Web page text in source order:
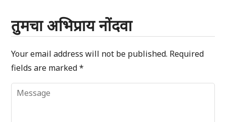
तुमचा अभिप्राय नोंदवा
Your email address will not be published. Required
fields are marked*